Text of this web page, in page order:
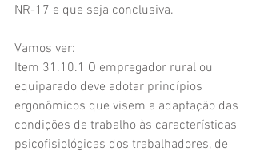
NR-17 e que seja conclusiva.
Vamos ver:
Item 31.10.1 O empregador rural ou
equiparado deve adotar princípios
ergonômicos que visem a adaptação das
condições de trabalho às características
psicofisiológicas dos trabalhadores, de